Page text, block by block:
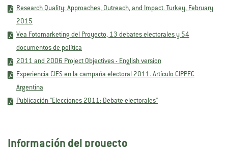
Research Quality: Approaches, Outreach, and Impact. Turkey, February
2015
Vea Fotomarketing del Proyecto, 13 debates electorales y 54
documentos de política
2011 and 2006 Project Objectives - English version
Experiencia CIES en la campaña electoral 2011. Artículo CIPPEC
Argentina
Publicación "Elecciones 2011: Debate electorales"
Información del proyecto